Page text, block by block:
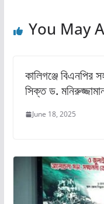
You May
কালিগঞ্জে বিএনপির
সিক্ত ড.
June 18, 2025